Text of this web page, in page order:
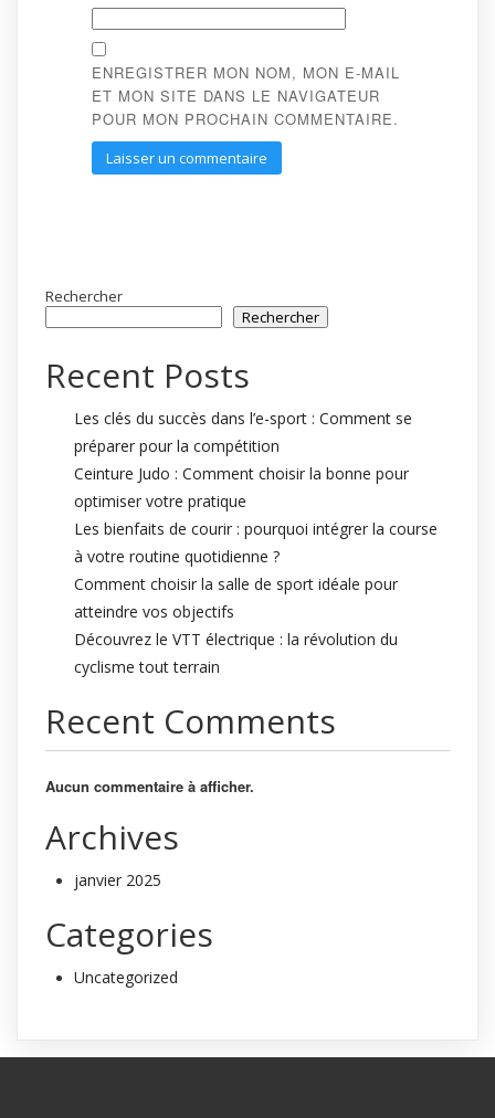
ENREGISTRER MON NOM, MON E-MAIL
ET MON SITE DANS LE NAVIGATEUR
POUR MON PROCHAIN COMMENTAIRE.
Rechercher
Rechercher
Recent Posts
Les clés du succès dans l’e-sport : Comment se
préparer pour la compétition
Ceinture Judo : Comment choisir la bonne pour
optimiser votre pratique
Les bienfaits de courir : pourquoi intégrer la course
à votre routine quotidienne ?
Comment choisir la salle de sport idéale pour
atteindre vos objectifs
Découvrez le VTT électrique : la révolution du
cyclisme tout terrain
Recent Comments
Aucun commentaire à afficher.
Archives
janvier 2025
Categories
Uncategorized